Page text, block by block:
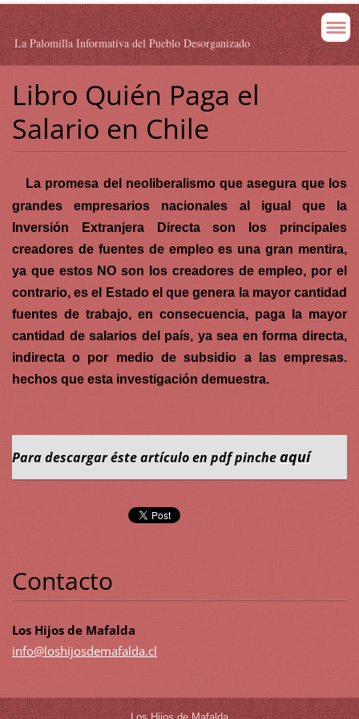
La Palomilla Informativa del Pueblo Desorganizado
Libro Quién Paga el
Salario en Chile
La promesa del neoliberalismo que asegura que los
grandes empresarios nacionales al igual que la
Inversión Extranjera Directa son los principales
creadores de fuentes de empleo es una gran mentira,
ya que estos NO son los creadores de empleo, por el
contrario, es el Estado el que genera la mayor cantidad
fuentes de trabajo, en consecuencia, paga la mayor
cantidad de salarios del país, ya sea en forma directa,
indirecta o por medio de subsidio a las empresas.
hechos que esta investigación demuestra.
Para descargar éste artículo en pdfpincheaquí
Contacto
Los Hijos de Mafalda
info@loshijosdemafalda.cl